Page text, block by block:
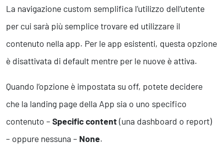
La navigazione custom semplifica l’utilizzo dell’utente
per cui sarà più semplice trovare ed utilizzare il
contenuto nella app. Per le app esistenti, questa opzione
è disattivata di default mentre per le nuove è attiva.
Quando l’opzione è impostata su off, potete decidere
che la landing page della App sia o uno specifico
contenuto –Specific content(una dashboard o report)
– oppure nessuna – None.